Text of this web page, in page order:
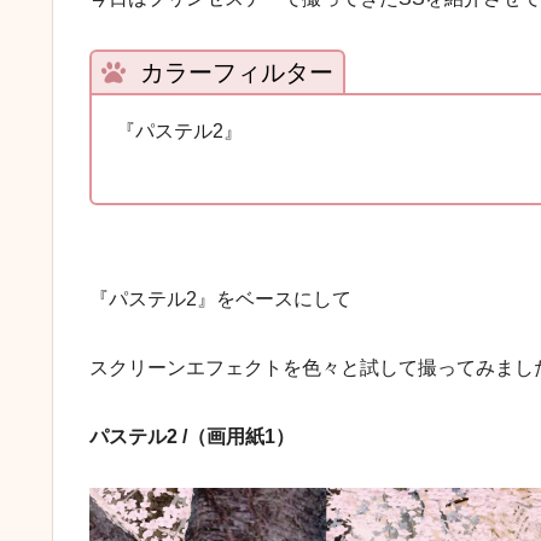
カラーフィルター
『パステル2』
『パステル2』をベースにして
スクリーンエフェクトを色々と試して撮ってみまし
パステル2 /（画用紙1）